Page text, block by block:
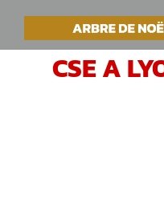
PasserVOTRE
CSE A